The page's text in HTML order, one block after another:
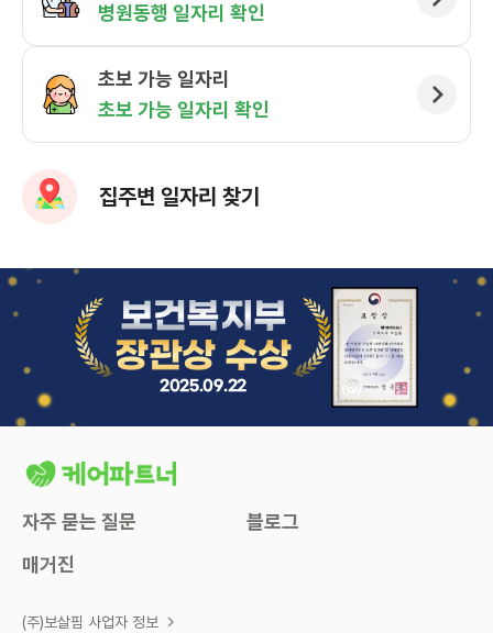
병원동행 일자리 확인
초보 가능 일자리
초보 가능 일자리 확인
집주변 일자리 찾기
보건복지부
장관상 수상
2025.09.22
자주 묻는 질문
블로그
매거진
(주)보살핌 사업자 정보